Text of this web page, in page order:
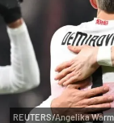
REUTERS/Angelika